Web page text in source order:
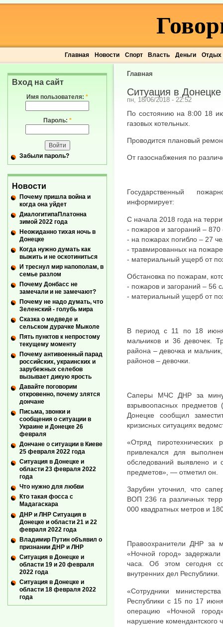
Главная Новости Спорт Власть Деньги Отдых
Главная
Ситуация в
пн, 18/06/2018 - 22:52
По состоянию на 8:00 18
газовых котельных.
Проводится плановый
От газоснабжения по
Государственный
информирует:
С начала 2018 года на
- пожаров и загораний – 870
- на пожарах погибло – 27
- травмированных на
- материальный ущерб от
Обстановка по пожарам,
- пожаров и загораний – 56
- материальный ущерб от
В период с 11 по 18
мальчиков и 36 девочек.
района – девочка и
районов – девочки.
Саперы МЧС ДНР за
взрывоопасных
Донецке сообщил
кризисных ситуациях
«Отряд
привлекался для
обследований выявлено и
предметов», — отметил он.
Зарубин уточнил, что
ВОП 236 га различных
000 квадратных метров и
Правоохранители ДНР за
«Ночной город»
часа. Об этом сегодня
внутренних дел Республики.
«Сотрудники
Республики с 15 по 17
операцию «Ночной
нарушение комендантского
Вход на сайт
Имя пользователя: *
Пароль: *
Забыли пароль?
Новости
Почему пришла война и
когда она уйдет
ДиалогитипаПлатонна
зимой 2022 года
Неожиданно тихая ночь в
Донецке
Когда нужно думать как
выжить и не оскотиниться
И треснул мир напополам, в
семье разлом
Почему Донбасс не
замечали и не замечают?
Почему не надо думать, что
Зеленский - голубь мира
Сказка о медведе и
сельском дурачке Мыколе
Пять пунктов к непростому
текущему моменту
Почему антивоенный парад
российских, украинских и
зарубежных селебов
вызывает дикую ярость
Давайте поговорим
откровенно, почему злятся
дончане
Письма, звонки и
сообщения о ситуации в
Украине и Донецке 26
февраля
Дончане о ситуации в Киеве
25 февраля 2022 года
Ситуация в Донецке и
области 23 февраля 2022
года
Что нужно для любви
Кто такая фосса с
Мадагаскара
ДНР и ЛНР Ситуация в
Донецке и области 21 и 22
февраля 2022 года
Владимир Путин объявил о
признании ДНР и ЛНР
Ситуация в Донецке и
области 19 и 20 февраля
2022 года
Ситуация в Донецке и
области 18 февраля 2022
года